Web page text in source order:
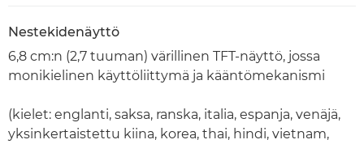
Nestekidenäyttö
6,8 cm:n (2,7 tuuman) värillinen TFT-näyttö, jossa
monikielinen käyttöliittymä ja kääntömekanismi
(kielet: englanti, saksa, ranska, italia, espanja, venäjä,
yksinkertaistettu kiina, korea, thai, hindi, vietnam,